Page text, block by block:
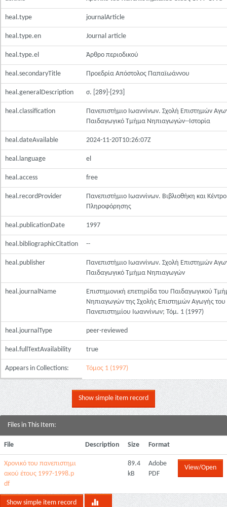
heal.type journalArticle
heal.type.en Journal article
heal.type.el Άρθρο περιοδικού
heal.secondaryTitle Προεδρία Απόστολος Παπαϊωάννου
heal.generalDescription σ. [289]-[293]
heal.classification
Πανεπιστήμιο Ιωαννίνων. Σχολή Επιστημών
Παιδαγωγικό Τμήμα Νηπιαγωγών--Ιστορία
heal.dateAvailable 2024-11-20T10:26:07Z
heal.language el
heal.access free
heal.recordProvider
Πανεπιστήμιο Ιωαννίνων. Βιβλιοθήκη και Κέντρο
Πληροφόρησης
heal.publicationDate 1997
heal.bibliographicCitation --
heal.publisher
Πανεπιστήμιο Ιωαννίνων. Σχολή Επιστημών
Παιδαγωγικό Τμήμα Νηπιαγωγών
heal.journalName
Επιστημονική επετηρίδα του Παιδαγωγικού
Νηπιαγωγών της Σχολής Επιστημών Αγωγής του
Πανεπιστημίου Ιωαννίνων; Τόμ. 1 (1997)
heal.journalType peer-reviewed
heal.fullTextAvailability true
Appears in Collections: Τόμος 1 (1997)
Show simple item record
Files in This Item:
File Description Size Format
Χρονικό του πανεπιστημι
ακού έτους 1997-1998.p
df
89.4
kB
Adobe
PDF
View/Open
Show simple item record